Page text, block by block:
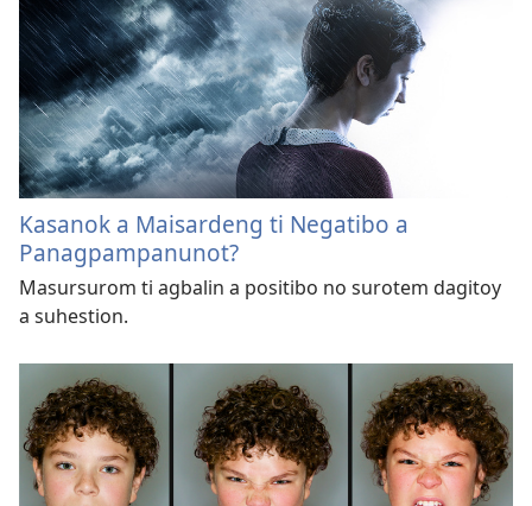
Kasanok a Maisardeng ti Negatibo a
Panagpampanunot?
Masursurom ti agbalin a positibo no surotem dagitoy
a suhestion.